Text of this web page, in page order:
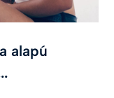
alapú